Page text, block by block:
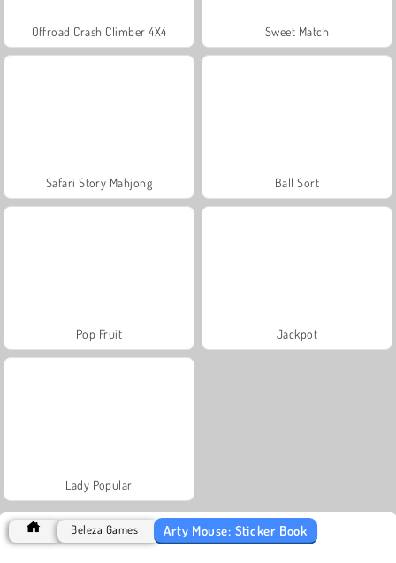
Offroad Crash Climber 4X4 Sweet Match
Safari Story Mahjong Ball Sort
Pop Fruit Jackpot
Lady Popular
Beleza Games Arty Mouse: Sticker Book